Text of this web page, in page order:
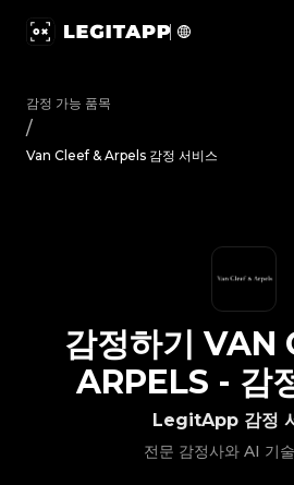
감정 가능 품목
/
Van Cleef & Arpels 감정 서비스
LegitApp 감정
전문 감정사와 AI 기
감정하기 VAN
ARPELS - 감